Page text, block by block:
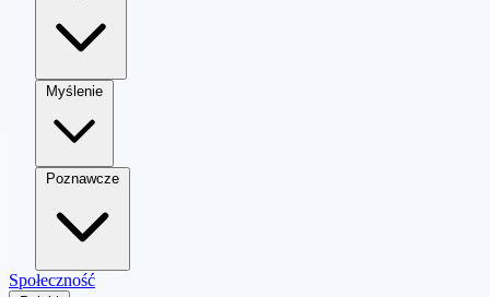
Myślenie
Poznawcze
Społeczność